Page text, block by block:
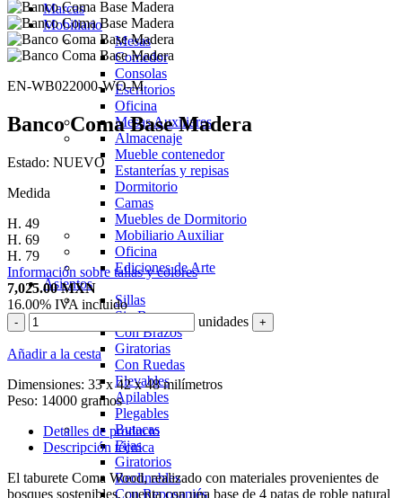
Marcas
Mobiliario
Mesas
Comedor
Consolas
Escritorios
Oficina
Mesas Auxiliares
Almacenaje
Mueble contenedor
Estanterías y repisas
Dormitorio
Camas
Muebles de Dormitorio
Mobiliario Auxiliar
Oficina
Ediciones de Arte
Asientos
Sillas
Sin Brazos
Con Brazos
Giratorias
Con Ruedas
Elevables
Apilables
Plegables
Butacas
Fijas
Giratorios
Reclinables
Con Reposapiés
EN-WB022000-WO-M
Banco Coma Base Madera
Estado: NUEVO
Medida
H. 49
H. 69
H. 79
Información sobre tallas y colores
7,025.00 MXN
16.00% IVA incluido
- unidades +
Añadir a la cesta
Dimensiones: 33 x 42 x 48 milímetros
Peso: 14000 gramos
Detalles de producto
Descripción técnica
El taburete Coma Wood, realizado con materiales provenientes de
bosques sostenibles, cuenta con una base de 4 patas de roble natural